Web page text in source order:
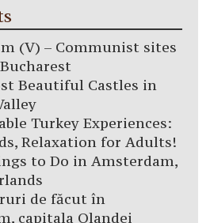
(V) – Communist sites
Beautiful Castles in
Turkey Experiences:
Relaxation for Adults!
to Do in Amsterdam,
de făcut în
capitala Olandei